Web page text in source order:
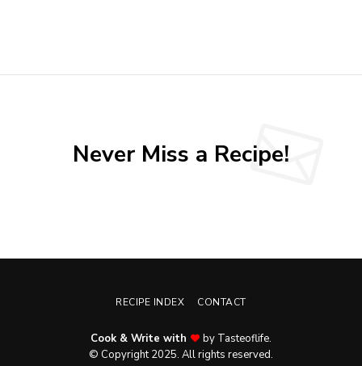
Never Miss a Recipe!
RECIPE INDEX CONTACT
Cook & Write with
by Tasteoflife.
© Copyright 2025. All rights reserved.